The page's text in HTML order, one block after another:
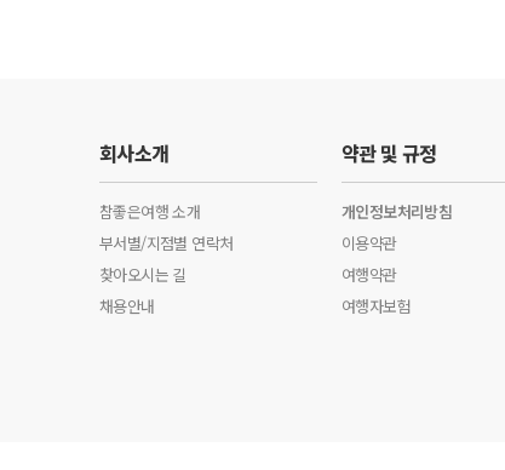
회사소개
참좋은여행 소개
부서별/지점별 연락처
찾아오시는 길
채용안내
약관 및 규정
개인정보처리방침
이용약관
여행약관
여행자보험